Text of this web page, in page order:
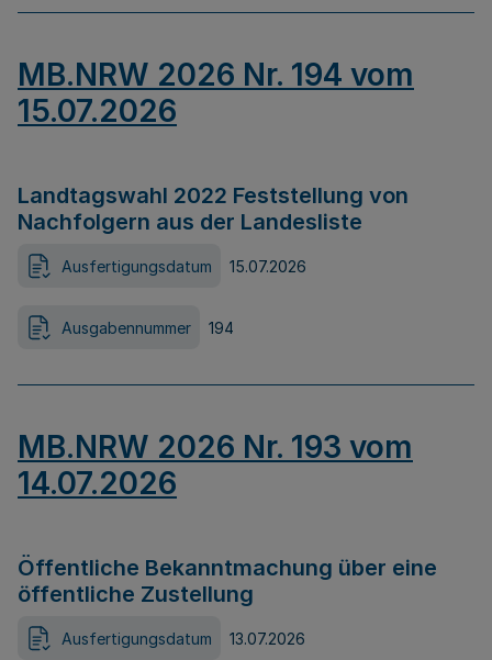
MB.NRW 2026 Nr. 194 vom
15.07.2026
Landtagswahl 2022 Feststellung von
Nachfolgern aus der Landesliste
Ausfertigungsdatum 15.07.2026
Ausgabennummer 194
MB.NRW 2026 Nr. 193 vom
14.07.2026
Öffentliche Bekanntmachung über eine
öffentliche Zustellung
Ausfertigungsdatum 13.07.2026